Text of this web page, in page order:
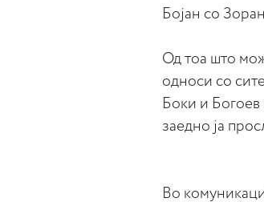
Бојан со
Од тоа што
односи со
Боки и Богоев
заедно ја
Во